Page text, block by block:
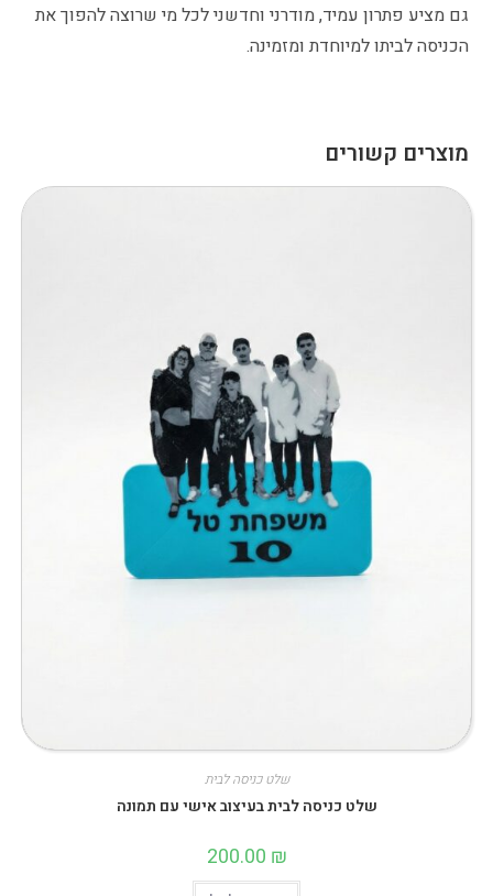
גם מציע פתרון עמיד, מודרני וחדשני לכל מי שרוצה להפוך את
הכניסה לביתו למיוחדת ומזמינה.
מוצרים קשורים
שלט כניסה לבית
שלט כניסה לבית בעיצוב אישי עם תמונה
200.00 ₪